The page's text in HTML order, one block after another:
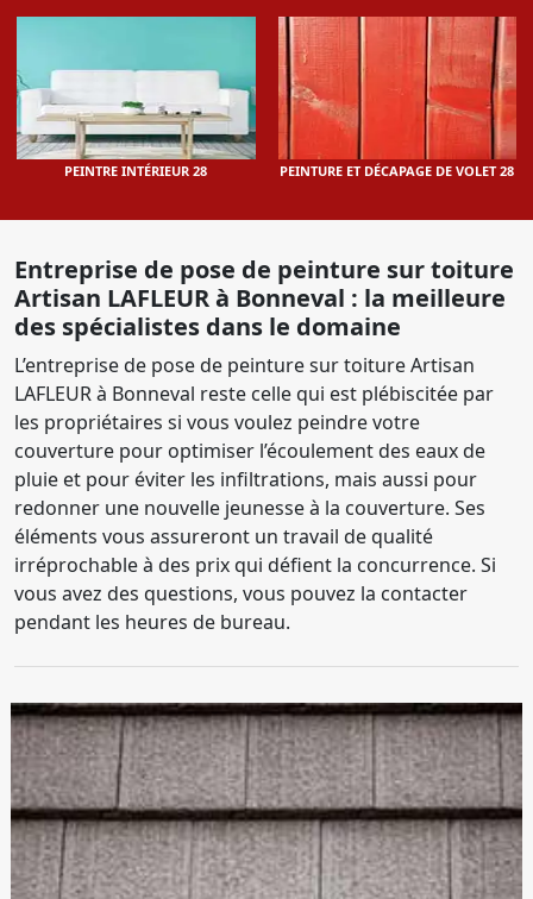
PEINTRE INTÉRIEUR 28 PEINTURE ET DÉCAPAGE DE VOLET 28
Entreprise de pose de peinture sur toiture
Artisan LAFLEUR à Bonneval : la meilleure
des spécialistes dans le domaine
L’entreprise de pose de peinture sur toiture Artisan
LAFLEUR à Bonneval reste celle qui est plébiscitée par
les propriétaires si vous voulez peindre votre
couverture pour optimiser l’écoulement des eaux de
pluie et pour éviter les infiltrations, mais aussi pour
redonner une nouvelle jeunesse à la couverture. Ses
éléments vous assureront un travail de qualité
irréprochable à des prix qui défient la concurrence. Si
vous avez des questions, vous pouvez la contacter
pendant les heures de bureau.